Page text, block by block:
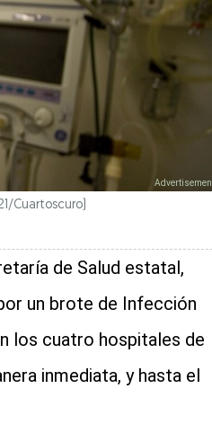
Cuartoscuro)
de Salud estatal,
un brote de Infección
los cuatro hospitales de
inmediata, y hasta el